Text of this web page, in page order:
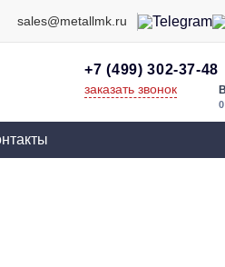
sales@metallmk.ru
+7 (499) 302-37-48
заказать звонок